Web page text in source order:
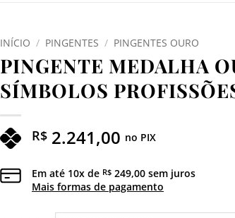
INÍCIO / PINGENTES / PINGENTES OURO
PINGENTE MEDALHA
SÍMBOLOS
R$ 2.241,00 no PIX
Em até 10x de R$ 249,00 sem juros
Mais formas de pagamento